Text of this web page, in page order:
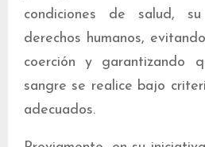
condiciones de salud,
derechos humanos,
coerción y garantizando
sangre se realice bajo
adecuados.